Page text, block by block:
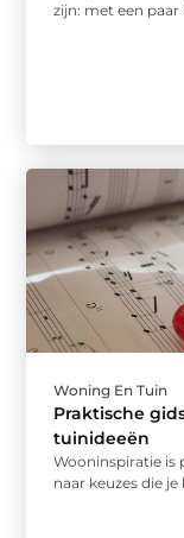
zijn: met een
Woning En Tuin
Praktische
tuinideeën
Wooninspiratie is
naar keuzes die